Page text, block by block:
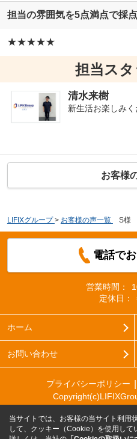
担当の雰囲気を5点満点で採
★★★★★
担当スタ
清水来樹
新生活お楽しみく
お客様
LIFIXグループ > お客様の声一覧 S様
電話で
営業時間：
定休日：
ホーム
お問い合わせ
プライバシーポリシー
当サイトでは、お客様の当サイト利用
して、クッキー（Cookie）を使用して